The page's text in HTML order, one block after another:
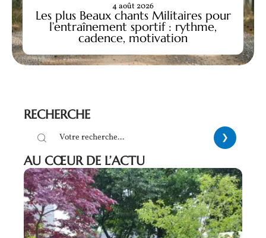
Les plus Beaux chants Militaires pour
l’entraînement sportif : rythme,
cadence, motivation
4 août 2026
RECHERCHE
AU CŒUR DE L’ACTU